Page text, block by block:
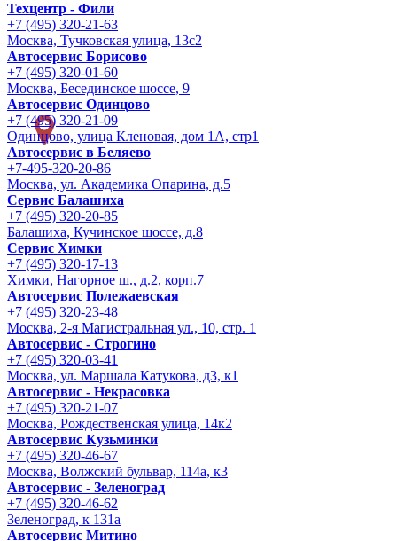
Техцентр - Фили
+7 (495) 320-21-63
Москва, Тучковская улица, 13с2
Автосервис Борисово
+7 (495) 320-01-60
Москва, Бесединское шоссе, 9
Автосервис Одинцово
+7 (495) 320-21-09
Одинцово, улица Кленовая, дом 1А, стр1
Автосервис в Беляево
+7-495-320-20-86
Москва, ул. Академика Опарина, д.5
Сервис Балашиха
+7 (495) 320-20-85
Балашиха, Кучинское шоссе, д.8
Сервис Химки
+7 (495) 320-17-13
Химки, Нагорное ш., д.2, корп.7
Автосервис Полежаевская
+7 (495) 320-23-48
Москва, 2-я Магистральная ул., 10, стр. 1
Автосервис - Строгино
+7 (495) 320-03-41
Москва, ул. Маршала Катукова, д3, к1
Автосервис - Некрасовка
+7 (495) 320-21-07
Москва, Рождественская улица, 14к2
Автосервис Кузьминки
+7 (495) 320-46-67
Москва, Волжский бульвар, 114а, к3
Автосервис - Зеленоград
+7 (495) 320-46-62
Зеленоград, к 131а
Автосервис Митино